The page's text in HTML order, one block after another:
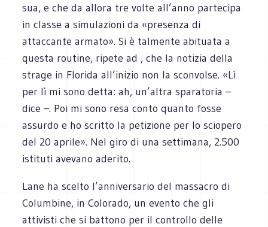
sua, e che da allora tre volte all’anno partecipa
in classe a simulazioni da «presenza di
attaccante armato». Si è talmente abituata a
questa routine, ripete ad , che la notizia della
strage in Florida all’inizio non la sconvolse. «Lì
per lì mi sono detta: ah, un’altra sparatoria –
dice –. Poi mi sono resa conto quanto fosse
assurdo e ho scritto la petizione per lo sciopero
del 20 aprile». Nel giro di una settimana, 2.500
istituti avevano aderito.
Lane ha scelto l’anniversario del massacro di
Columbine, in Colorado, un evento che gli
attivisti che si battono per il controllo delle